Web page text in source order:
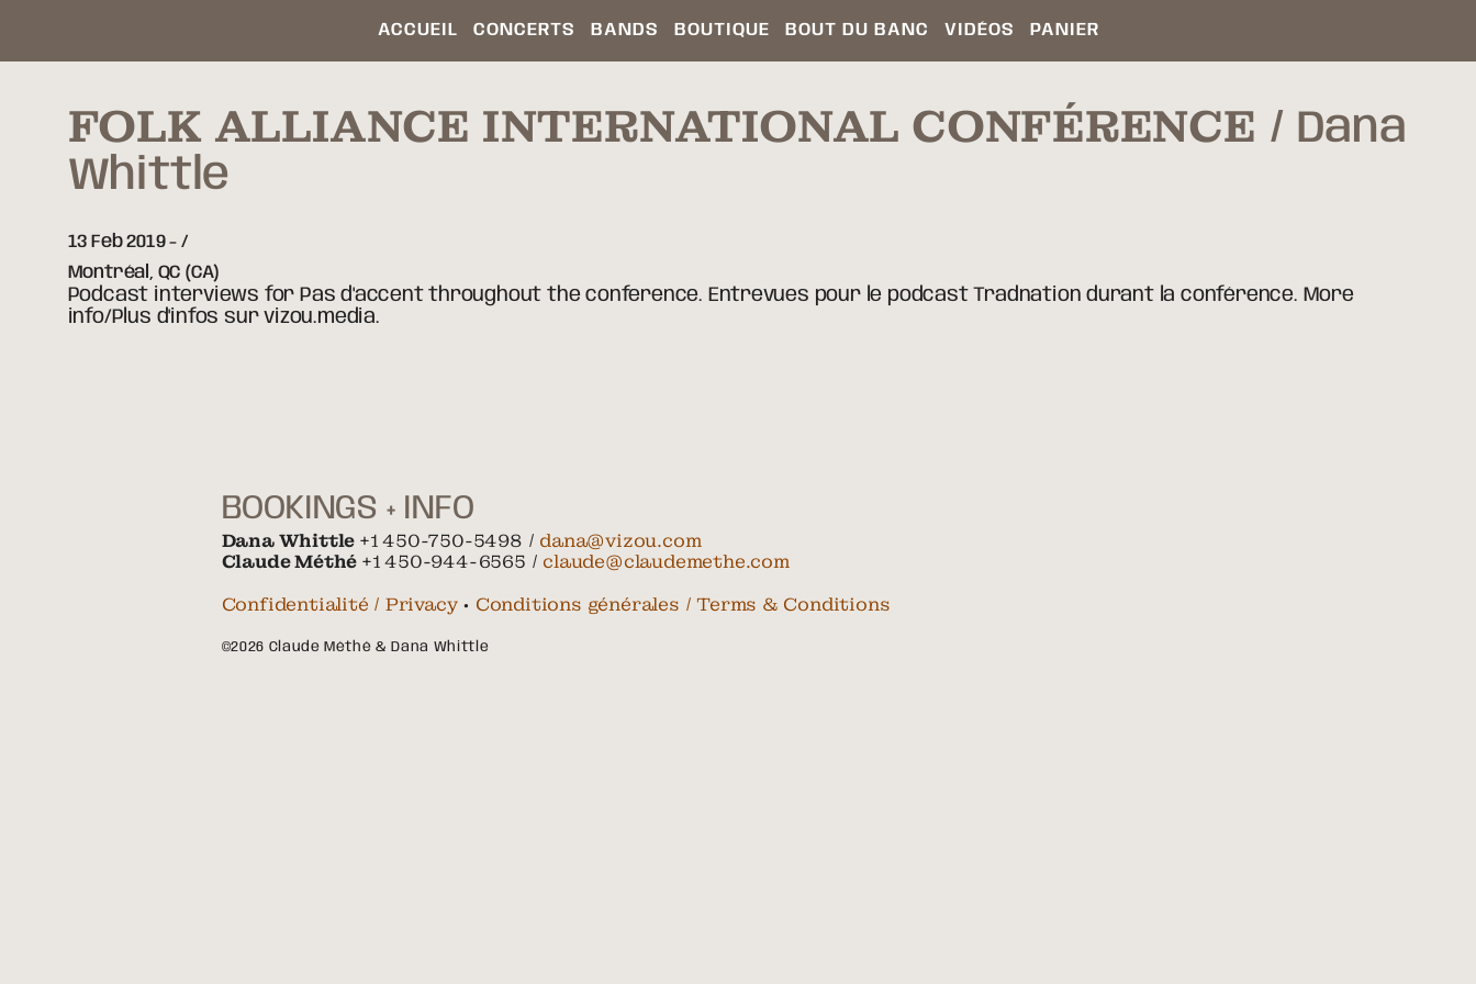
ACCUEIL CONCERTS BANDS BOUTIQUE BOUT DU BANC VIDÉOS PANIER
FOLK ALLIANCE INTERNATIONAL CONFÉRENCE
Dana
Whittle
13 Feb 2019-
Montréal, QC (CA)
Podcast interviews for Pas d'accent throughout the conference. Entrevues pour le podcast Tradnation durant la conférence. More
info/Plus d'infos sur vizou.media.
BOOKINGS + INFO
Dana Whittle +1 450-750-5498 / dana@vizou.com
Claude Méthé +1 450-944-6565 / claude@claudemethe.com
Confidentialité / Privacy• Conditions générales / Terms & Conditions
©2026 Claude Méthé & Dana Whittle